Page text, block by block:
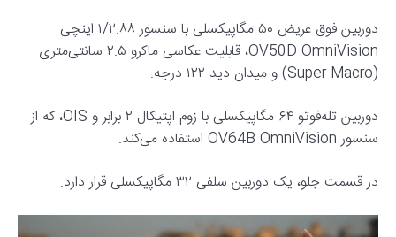
دوربین فوق عریض ۵۰ مگاپیکسلی با سنسور ۱/۲.۸۸ اینچی
OV50D OmniVision، قابلیت عکاسی ماکرو ۲.۵ سانتی‌متری
(Super Macro) و میدان دید ۱۲۲ درجه.
دوربین تله‌فوتو ۶۴ مگاپیکسلی با زوم اپتیکال ۲ برابر و OIS، که از
سنسور OV64B OmniVision استفاده می‌کند.
در قسمت جلو، یک دوربین سلفی ۳۲ مگاپیکسلی قرار دارد.